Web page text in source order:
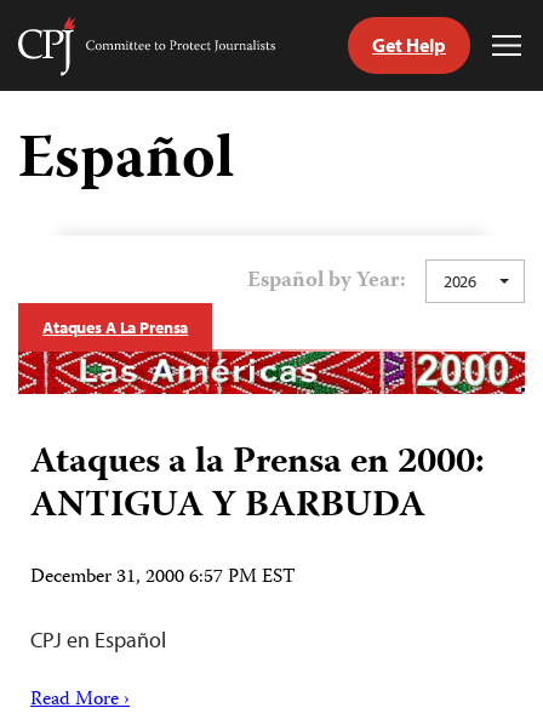
Skip
content
Committee
Journalists
Get Help
Español
Español by Year: 2026
Ataques A La Prensa
Ataques a la Prensa en 2000:
ANTIGUA Y BARBUDA
December 31, 2000 6:57 PM EST
CPJ en Español
Read More ›